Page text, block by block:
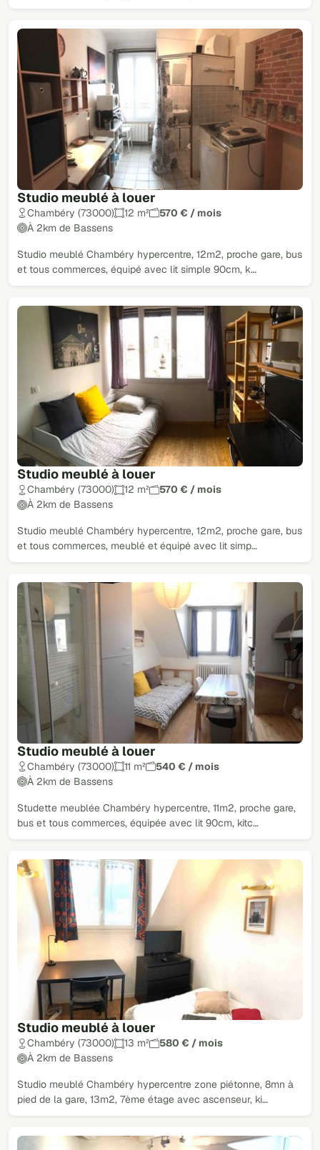
Studio meublé à louer
Chambéry (73000) 12 m²
570 € / mois
À 2km de Bassens
Studio meublé Chambéry hypercentre, 12m2, proche gare, bus
et tous commerces, équipé avec lit simple 90cm, k…
Studio meublé à louer
Chambéry (73000) 12 m²
570 € / mois
À 2km de Bassens
Studio meublé Chambéry hypercentre, 12m2, proche gare, bus
et tous commerces, meublé et équipé avec lit simp…
Studio meublé à louer
Chambéry (73000) 11 m²
540 € / mois
À 2km de Bassens
Studette meublée Chambéry hypercentre, 11m2, proche gare,
bus et tous commerces, équipée avec lit 90cm, kitc…
Studio meublé à louer
Chambéry (73000) 13 m²
580 € / mois
À 2km de Bassens
Studio meublé Chambéry hypercentre zone piétonne, 8mn à
pied de la gare, 13m2, 7ème étage avec ascenseur, ki…